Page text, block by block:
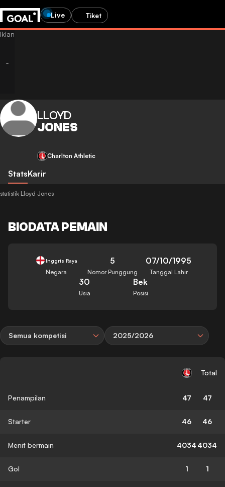
Live Tiket
LLOYD
JONES
Charlton Athletic
StatsKarir
statistik Lloyd Jones
BIODATA PEMAIN
Inggris Raya
Negara
5
Nomor Punggung
07/10/1995
Tanggal Lahir
30
Usia
Bek
Posisi
Semua kompetisi 2025/2026
Total
Penampilan 47 47
Starter 46 46
Menit bermain 4034 4034
Gol 1 1